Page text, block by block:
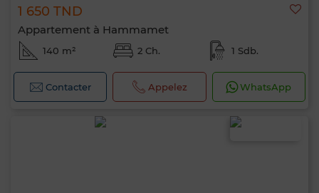
1 650 TND
Appartement à Hammamet
140 m² 2 Ch. 1 Sdb.
Contacter Appelez WhatsApp